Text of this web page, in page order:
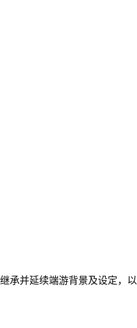
承并延续端游背景及设定，